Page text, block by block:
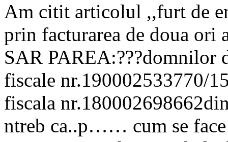
Am citit articolul ,,furt de
prin facturarea de doua ori
SAR PAREA:???domnilor
fiscale nr.190002533770/
fiscala
ntreb ca..p…… cum se face